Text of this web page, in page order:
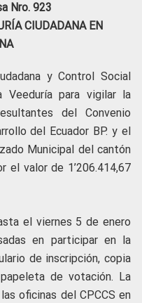
Nro. 923
CIUDADANA EN
y Control Social
Veeduría para vigilar la
del Convenio
del Ecuador BP. y el
Municipal del cantón
el valor de 1’206.414,67
el viernes 5 de enero
en participar en la
de inscripción, copia
de votación. La
oficinas del CPCCS en